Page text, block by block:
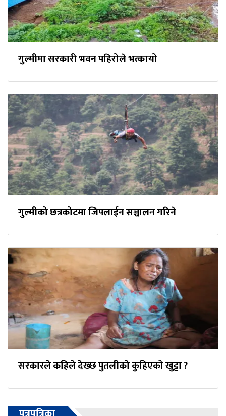
गुल्मीमा सरकारी भवन पहिरोले भत्कायो
गुल्मीको छत्रकोटमा जिपलाईन सञ्चालन गरिने
सरकारले कहिले देख्छ पुतलीको कुहिएको खुट्टा ?